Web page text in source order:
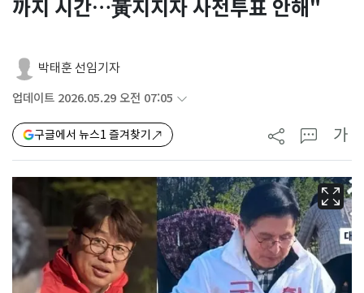
까지 시간…黃지지자 사전투표 안해"
박태훈 선임기자
업데이트 2026.05.29 오전 07:05
구글에서 뉴스1 즐겨찾기 가